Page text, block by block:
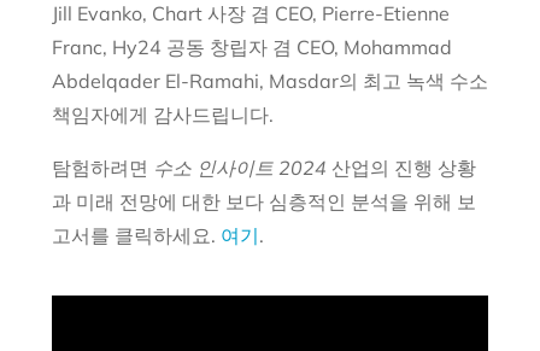
Jill Evanko, Chart 사장 겸 CEO, Pierre-Etienne
Franc, Hy24 공동 창립자 겸 CEO, Mohammad
Abdelqader El-Ramahi, Masdar의 최고 녹색 수소
책임자에게 감사드립니다.
탐험하려면 수소 인사이트 2024 산업의 진행 상황
과 미래 전망에 대한 보다 심층적인 분석을 위해 보
고서를 클릭하세요. 여기.